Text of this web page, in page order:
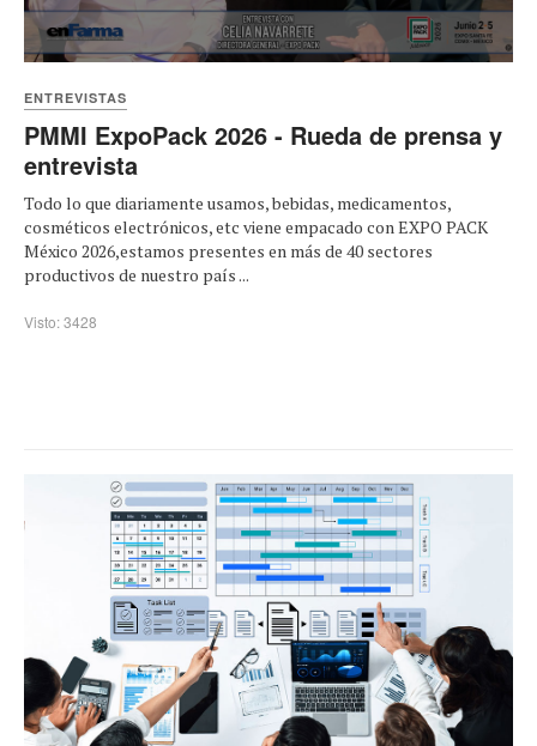
ENTREVISTAS
PMMI ExpoPack 2026 - Rueda de prensa y
entrevista
Todo lo que diariamente usamos, bebidas, medicamentos,
cosméticos electrónicos, etc viene empacado con EXPO PACK
México 2026,estamos presentes en más de 40 sectores
productivos de nuestro país ...
Visto: 3428